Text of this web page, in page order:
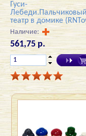
Гуси-
театр в домике
Наличие:
561,75 р.